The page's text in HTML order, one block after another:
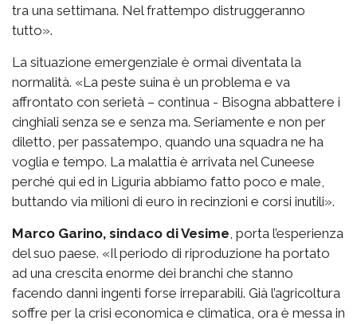
tra una settimana. Nel frattempo distruggeranno
tutto».
La situazione emergenziale è ormai diventata la
normalità. «La peste suina è un problema e va
affrontato con serietà – continua - Bisogna abbattere i
cinghiali senza se e senza ma. Seriamente e non per
diletto, per passatempo, quando una squadra ne ha
voglia e tempo. La malattia è arrivata nel Cuneese
perché qui ed in Liguria abbiamo fatto poco e male,
buttando via milioni di euro in recinzioni e corsi inutili».
Marco Garino, sindaco di Vesime, porta l’esperienza
del suo paese. «Il periodo di riproduzione ha portato
ad una crescita enorme dei branchi che stanno
facendo danni ingenti forse irreparabili. Già l’agricoltura
soffre per la crisi economica e climatica, ora è messa in